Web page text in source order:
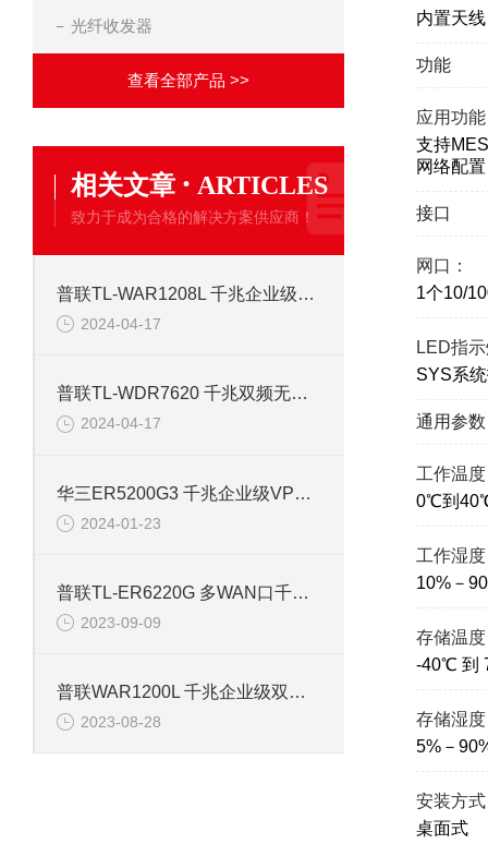
光纤收发器
查看全部产品 >>
相关文章 · ARTICLES
致力于成为合格的解决方案供应商！
普联TL-WAR1208L 千兆企业级双频无线路由器
2024-04-17
普联TL-WDR7620 千兆双频无线路由器
2024-04-17
华三ER5200G3 千兆企业级VPN路由器
2024-01-23
普联TL-ER6220G 多WAN口千兆企业VPN路由器
2023-09-09
普联WAR1200L 千兆企业级双频路由器
2023-08-28
内置天线
功能
应用功
支持
网络配
接口
网口：
1个10/
LED指
SYS系
通用参数
工作温
0℃到
工作湿
10%－
存储温
-40℃ 到
存储湿
5%－
安装方
桌面式